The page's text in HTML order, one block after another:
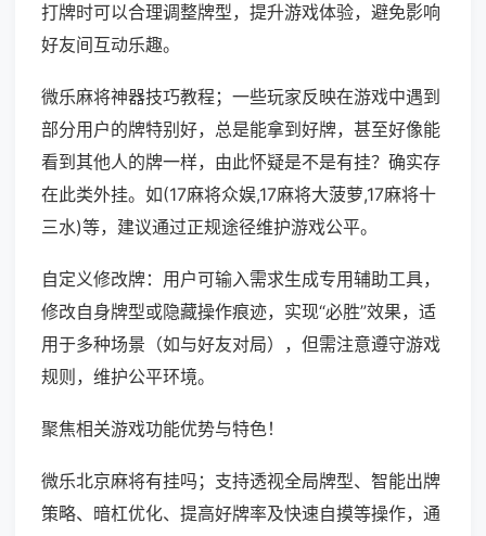
打牌时可以合理调整牌型，提升游戏体验，避免影响
好友间互动乐趣。
微乐麻将神器技巧教程；一些玩家反映在游戏中遇到
部分用户的牌特别好，总是能拿到好牌，甚至好像能
看到其他人的牌一样，由此怀疑是不是有挂？确实存
在此类外挂。如(17麻将众娱,17麻将大菠萝,17麻将十
三水)等，建议通过正规途径维护游戏公平。
自定义修改牌：用户可输入需求生成专用辅助工具，
修改自身牌型或隐藏操作痕迹，实现“必胜”效果，适
用于多种场景（如与好友对局），但需注意遵守游戏
规则，维护公平环境。
聚焦相关游戏功能优势与特色！
微乐北京麻将有挂吗；支持透视全局牌型、智能出牌
策略、暗杠优化、提高好牌率及快速自摸等操作，通